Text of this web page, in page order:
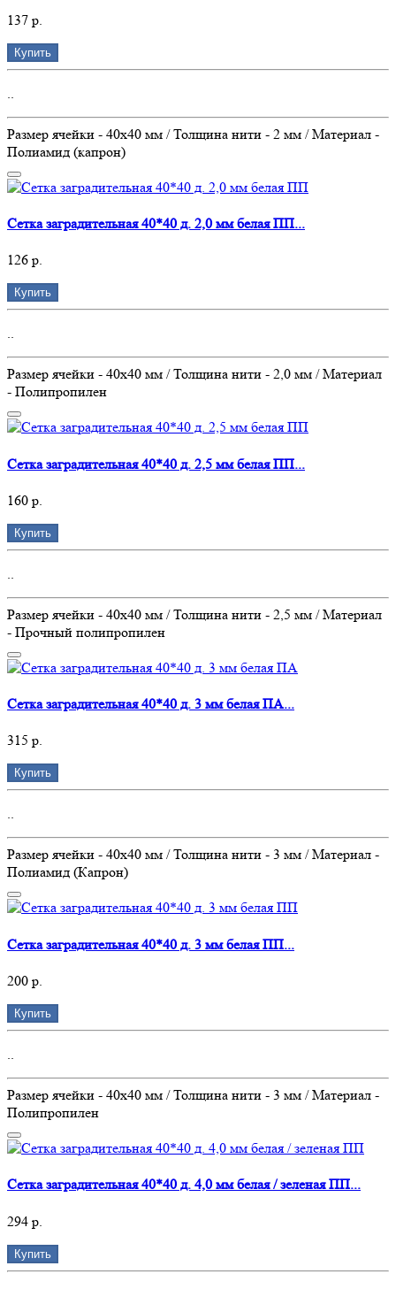
137 р.
Купить
..
Размер ячейки - 40х40 мм / Толщина нити - 2 мм / Материал -
Полиамид (капрон)
Сетка заградительная 40*40 д. 2,0 мм белая ПП...
126 р.
Купить
..
Размер ячейки - 40х40 мм / Толщина нити - 2,0 мм / Материал
- Полипропилен
Сетка заградительная 40*40 д. 2,5 мм белая ПП...
160 р.
Купить
..
Размер ячейки - 40х40 мм / Толщина нити - 2,5 мм / Материал
- Прочный полипропилен
Сетка заградительная 40*40 д. 3 мм белая ПА...
315 р.
Купить
..
Размер ячейки - 40х40 мм / Толщина нити - 3 мм / Материал -
Полиамид (Капрон)
Сетка заградительная 40*40 д. 3 мм белая ПП...
200 р.
Купить
..
Размер ячейки - 40х40 мм / Толщина нити - 3 мм / Материал -
Полипропилен
Сетка заградительная 40*40 д. 4,0 мм белая / зеленая ПП...
294 р.
Купить